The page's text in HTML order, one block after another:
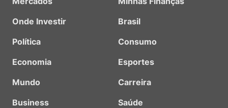
Onde Investir
Política
Economia
Mundo
Business
Brasil
Consumo
Esportes
Carreira
Saúde